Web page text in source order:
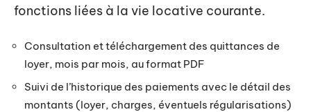
fonctions liées à la vie locative courante.
Consultation et téléchargement des quittances de
loyer, mois par mois, au format PDF
Suivi de l’historique des paiements avec le détail des
montants (loyer, charges, éventuels régularisations)